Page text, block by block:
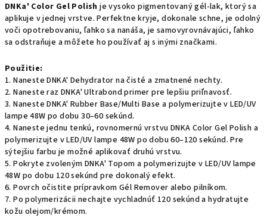
DNKa' Color Gel Polish je vysoko pigmentovaný gél-lak, ktorý sa
aplikuje v jednej vrstve. Perfektne kryje, dokonale schne, je odolný
voči opotrebovaniu, ľahko sa nanáša, je samovyrovnávajúci, ľahko
sa odstraňuje a môžete ho používať aj s inými značkami.
Použitie:
1. Naneste DNKA' Dehydrator na čisté a zmatnené nechty.
2. Naneste raz DNKA' Ultrabond primer pre lepšiu priľnavosť.
3. Naneste DNKA' Rubber Base/Multi Base a polymerizujte v LED/UV
lampe 48W po dobu 30–60 sekúnd.
4. Naneste jednu tenkú, rovnomernú vrstvu DNKA Color Gel Polish a
polymerizujte v LED/UV lampe 48W po dobu 60–120 sekúnd. Pre
sýtejšiu farbu je možné aplikovať druhú vrstvu.
5. Pokryte zvoleným DNKA' Topom a polymerizujte v LED/UV lampe
48W po dobu 120 sekúnd pre dokonalý efekt.
6. Povrch očistite prípravkom Gél Remover alebo pilníkom.
7. Po polymerizácii nechajte vychladnúť 120 sekúnd a hydratujte
kožu olejom/krémom.